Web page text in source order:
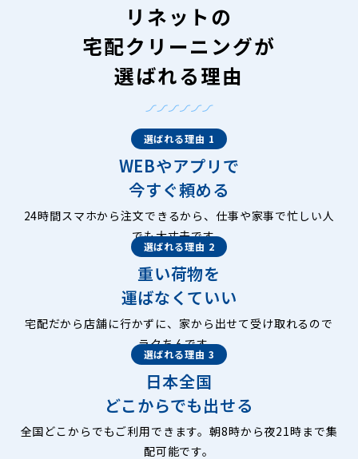
リネットの
宅配クリーニングが
選ばれる理由
選ばれる理由 1
WEBやアプリで
今すぐ頼める
24時間スマホから注文できるから、仕事や家事で忙しい人
でも大丈夫です。
選ばれる理由 2
重い荷物を
運ばなくていい
宅配だから店舗に行かずに、家から出せて受け取れるので
ラクちんです。
選ばれる理由 3
日本全国
どこからでも出せる
全国どこからでもご利用できます。朝8時から夜21時まで集
配可能です。